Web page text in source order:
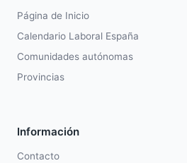
Página de Inicio
Calendario Laboral España
Comunidades autónomas
Provincias
Información
Contacto